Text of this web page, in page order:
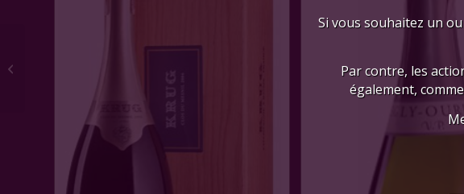
Si vous souhaitez un
Par contre, les
également,